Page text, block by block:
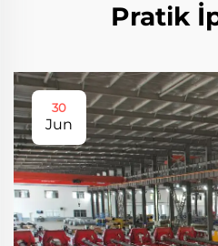
Pratik
30
Jun